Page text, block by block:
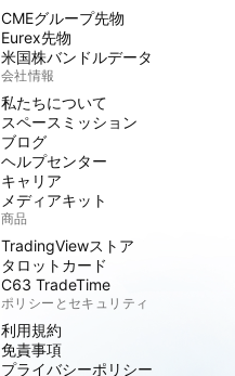
CMEグループ先物
Eurex先物
米国株バンドルデータ
会社情報
私たちについて
スペースミッション
ブログ
ヘルプセンター
キャリア
メディアキット
商品
TradingViewストア
タロットカード
C63 TradeTime
ポリシーとセキュリティ
利用規約
免責事項
プライバシーポリシー